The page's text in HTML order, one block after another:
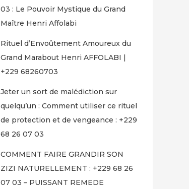
03 : Le Pouvoir Mystique du Grand
Maître Henri Affolabi
Rituel d’Envoûtement Amoureux du
Grand Marabout Henri AFFOLABI |
+229 68260703
Jeter un sort de malédiction sur
quelqu’un : Comment utiliser ce rituel
de protection et de vengeance : +229
68 26 07 03
COMMENT FAIRE GRANDIR SON
ZIZI NATURELLEMENT : +229 68 26
07 03 – PUISSANT REMEDE